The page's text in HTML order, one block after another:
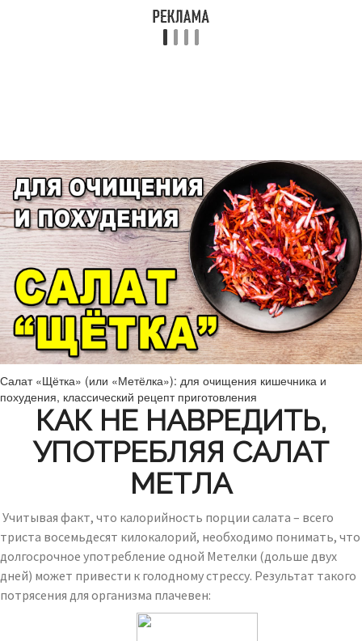
Салат «Щётка» (или «Метёлка»): для очищения кишечника и
похудения, классический рецепт приготовления
КАК НЕ НАВРЕДИТЬ,
УПОТРЕБЛЯЯ САЛАТ
МЕТЛА
Учитывая факт, что калорийность порции салата – всего
триста восемьдесят килокалорий, необходимо понимать, что
долгосрочное употребление одной Метелки (дольше двух
дней) может привести к голодному стрессу. Результат такого
потрясения для организма плачевен: